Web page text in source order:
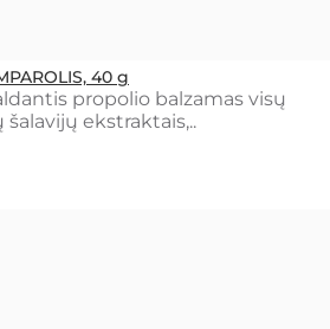
40 g
propolio balzamas visų
ekstraktais,..